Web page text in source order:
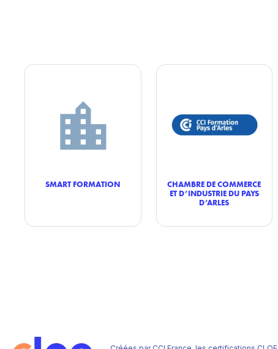
SMART FORMATION
CHAMBRE DE COMMERCE
ET D’INDUSTRIE DU PAYS
D’ARLES